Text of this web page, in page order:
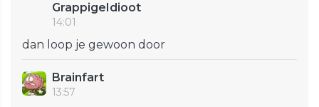
GrappigeIdioot
14:01
dan loop je gewoon door
Brainfart
13:57